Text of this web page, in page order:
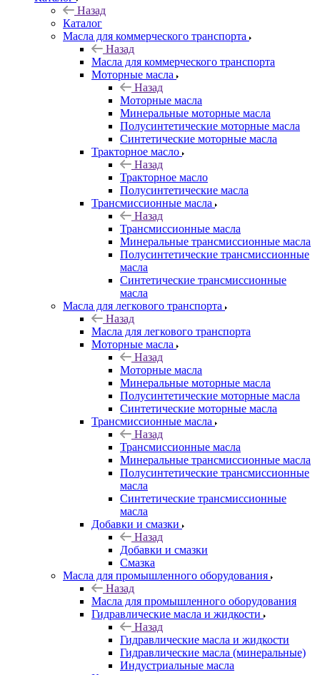
Назад
Каталог
Масла для коммерческого транспорта
Назад
Масла для коммерческого транспорта
Моторные масла
Назад
Моторные масла
Минеральные моторные масла
Полусинтетические моторные масла
Синтетические моторные масла
Тракторное масло
Назад
Тракторное масло
Полусинтетические масла
Трансмиссионные масла
Назад
Трансмиссионные масла
Минеральные трансмиссионные масла
Полусинтетические трансмиссионные
масла
Синтетические трансмиссионные
масла
Масла для легкового транспорта
Назад
Масла для легкового транспорта
Моторные масла
Назад
Моторные масла
Минеральные моторные масла
Полусинтетические моторные масла
Синтетические моторные масла
Трансмиссионные масла
Назад
Трансмиссионные масла
Минеральные трансмиссионные масла
Полусинтетические трансмиссионные
масла
Синтетические трансмиссионные
масла
Добавки и смазки
Назад
Добавки и смазки
Смазка
Масла для промышленного оборудования
Назад
Масла для промышленного оборудования
Гидравлические масла и жидкости
Назад
Гидравлические масла и жидкости
Гидравлические масла (минеральные)
Индустриальные масла